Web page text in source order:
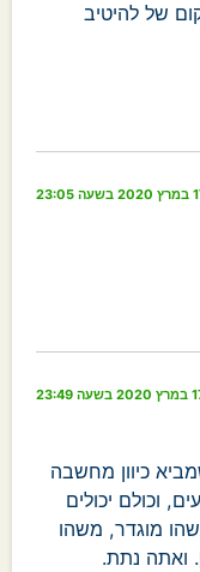
של להיטיב
23:05
בשעה 23:49
כיוון מחשבה
וכולם יכולים
מוגדר, משהו
ואתה נתת.